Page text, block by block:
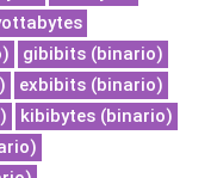
gibibits (binario)
exbibits (binario)
kibibytes (binario)